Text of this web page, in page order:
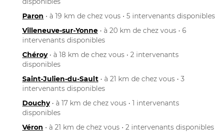
Paron • à 19 km de chez vous • 5 intervenants disponibles
Villeneuve-sur-Yonne • à 20 km de chez vous • 6
intervenants disponibles
Chéroy• à 18 km de chez vous • 2 intervenants
disponibles
Saint-Julien-du-Sault • à 21 km de chez vous • 3
intervenants disponibles
Douchy• à 17 km de chez vous • 1 intervenants
disponibles
Véron • à 21 km de chez vous • 2 intervenants disponibles